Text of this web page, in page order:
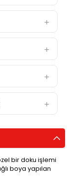
bir doku işlemi
boya yapılan